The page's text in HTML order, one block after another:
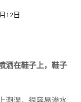
12日
洒在鞋子上，鞋子